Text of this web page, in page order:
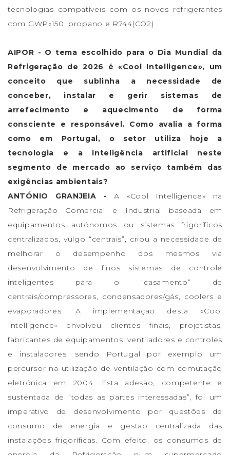
tecnologias compatíveis com os novos refrigerantes
com GWP«150, propano e R744(CO2) .
AIPOR - O tema escolhido para o Dia Mundial da
Refrigeração de 2026 é «Cool Intelligence», um
conceito que sublinha a necessidade de
conceber, instalar e gerir sistemas de
arrefecimento e aquecimento de forma
consciente e responsável. Como avalia a forma
como em Portugal, o setor utiliza hoje a
tecnologia e a inteligência artificial neste
segmento de mercado ao serviço também das
exigências ambientais?
ANTÓNIO GRANJEIA - A «Cool Intelligence» na
Refrigeração Comercial e Industrial baseada em
equipamentos autónomos ou sistemas frigoríficos
centralizados, vulgo “centrais”, criou a necessidade de
melhorar o desempenho dos mesmos via
desenvolvimento de finos sistemas de controle
inteligentes para o “casamento” de
centrais/compressores, condensadores/gás, coolers e
evaporadores. A implementação desta «Cool
Intelligence» envolveu clientes finais, projetistas,
fabricantes de equipamentos, ventiladores e controles
e instaladores, sendo Portugal por exemplo um
percursor na utilização de ventilação com comutação
eletrónica em 2004. Esta adesão, competente e
sustentada de “todas as partes interessadas”, foi um
imperativo de desenvolvimento por questões de
consumo de energia e gestão centralizada das
instalações frigoríficas. Com efeito, os consumos de